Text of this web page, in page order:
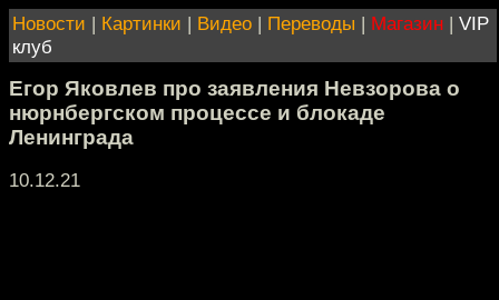
Новости | Картинки | Видео | Переводы | Магазин | VIP
клуб
Егор Яковлев про заявления Невзорова о
нюрнбергском процессе и блокаде
Ленинграда
10.12.21